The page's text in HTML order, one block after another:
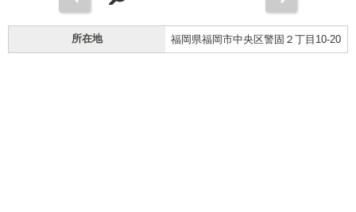
所在地 福岡県福岡市中央区警固２丁目10-20